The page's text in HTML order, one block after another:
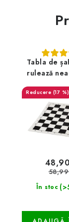
Tabla de
rulează
(17 %)
În stoc